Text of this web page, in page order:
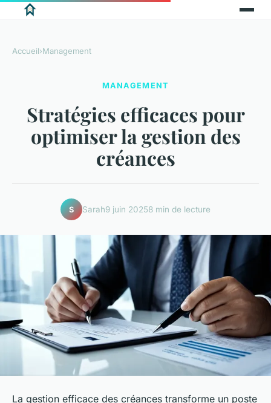
Accueil›Management
MANAGEMENT
Stratégies efficaces pour
optimiser la gestion des
créances
S Sarah9 juin 20258 min de lecture
La gestion efficace des créances transforme un poste